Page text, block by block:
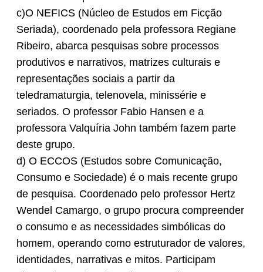
c)O NEFICS (Núcleo de Estudos em Ficção
Seriada), coordenado pela professora Regiane
Ribeiro, abarca pesquisas sobre processos
produtivos e narrativos, matrizes culturais e
representações sociais a partir da
teledramaturgia, telenovela, minissérie e
seriados. O professor Fabio Hansen e a
professora Valquíria John também fazem parte
deste grupo.
d) O ECCOS (Estudos sobre Comunicação,
Consumo e Sociedade) é o mais recente grupo
de pesquisa. Coordenado pelo professor Hertz
Wendel Camargo, o grupo procura compreender
o consumo e as necessidades simbólicas do
homem, operando como estruturador de valores,
identidades, narrativas e mitos. Participam